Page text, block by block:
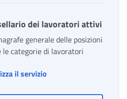
dei lavoratori attivi
generale delle posizioni
categorie di lavoratori
il servizio